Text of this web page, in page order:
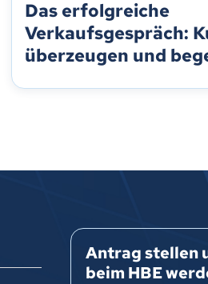
Das erfolgreiche
Verkaufsgespräch:
überzeugen und
Antrag stellen
beim HBE